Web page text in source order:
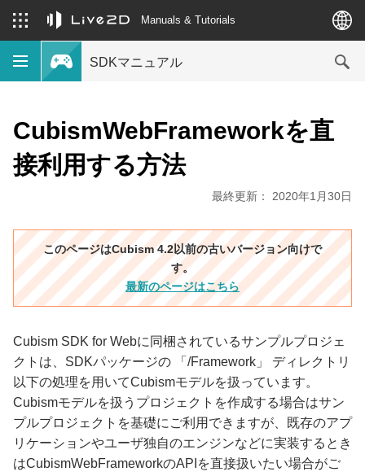
Manuals & Tutorials
SDKマニュアル
CubismWebFrameworkを直
接利用する方法
最終更新： 2020年1月30日
このページはCubism 4.2以前の古いバージョン向けで
す。
最新のページはこちら
Cubism SDK for Webに同梱されているサンプルプロジェ
クトは、SDKパッケージの 「/Framework」 ディレクトリ
以下の処理を用いてCubismモデルを扱っています。
Cubismモデルを扱うプロジェクトを作成する場合はサン
プルプロジェクトを基礎にご利用できますが、既存のアプ
リケーションやユーザ独自のエンジンなどに実装するとき
はCubismWebFrameworkのAPIを直接扱いたい場合がご